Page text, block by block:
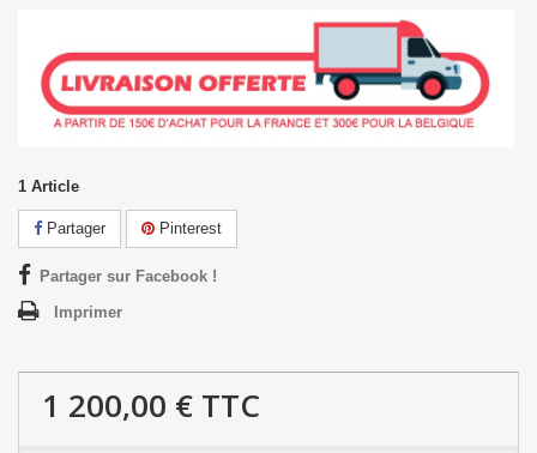
1 Article
Partager Pinterest
Partager sur Facebook !
Imprimer
1 200,00 € TTC